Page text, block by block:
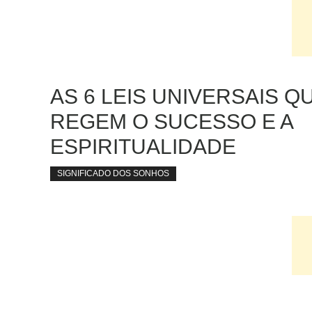
AS 6 LEIS UNIVERSAIS
REGEM O SUCESSO E A
ESPIRITUALIDADE
SIGNIFICADO DOS SONHOS